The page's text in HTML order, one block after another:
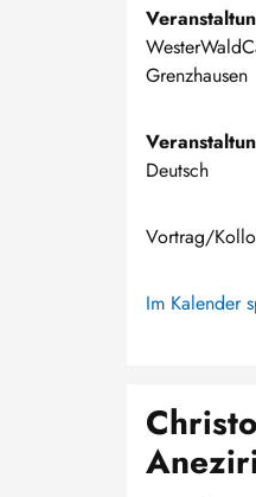
Grenzhausen
Deutsch
Vortrag/
Im Kalender